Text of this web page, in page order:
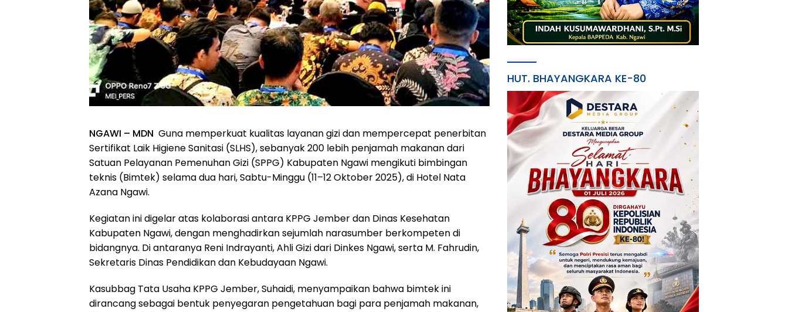
NGAWI – MDN Guna memperkuat kualitas layanan gizi dan mempercepat penerbitan
Sertifikat Laik Higiene Sanitasi (SLHS), sebanyak 200 lebih penjamah makanan dari
Satuan Pelayanan Pemenuhan Gizi (SPPG) Kabupaten Ngawi mengikuti bimbingan
teknis (Bimtek) selama dua hari, Sabtu-Minggu (11–12 Oktober 2025), di Hotel Nata
Azana Ngawi.
Kegiatan ini digelar atas kolaborasi antara KPPG Jember dan Dinas Kesehatan
Kabupaten Ngawi, dengan menghadirkan sejumlah narasumber berkompeten di
bidangnya. Di antaranya Reni Indrayanti, Ahli Gizi dari Dinkes Ngawi, serta M. Fahrudin,
Sekretaris Dinas Pendidikan dan Kebudayaan Ngawi.
Kasubbag Tata Usaha KPPG Jember, Suhaidi, menyampaikan bahwa bimtek ini
dirancang sebagai bentuk penyegaran pengetahuan bagi para penjamah makanan,
HUT. BHAYANGKARA KE-80